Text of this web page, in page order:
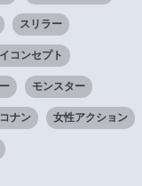
スリラー
コンセプト
モンスター
ナン 女性アクション